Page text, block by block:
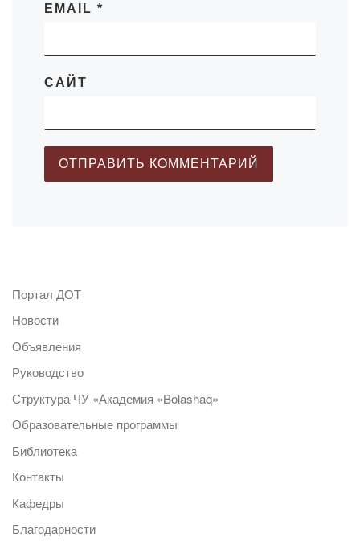
EMAIL *
САЙТ
Портал ДОТ
Новости
Объявления
Руководство
Структура ЧУ «Академия «Bolashaq»
Образовательные программы
Библиотека
Контакты
Кафедры
Благодарности